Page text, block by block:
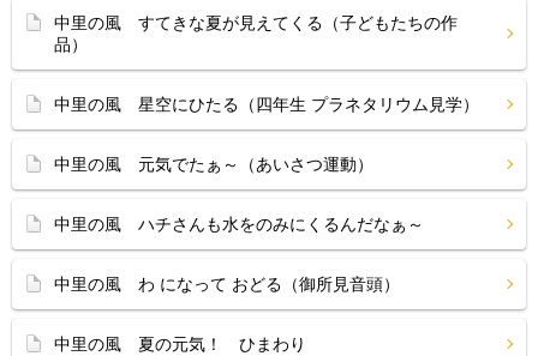
中里の風 すてきな夏が見えてくる（子どもたちの作
品）
中里の風 星空にひたる（四年生 プラネタリウム見学）
中里の風 元気でたぁ～（あいさつ運動）
中里の風 ハチさんも水をのみにくるんだなぁ～
中里の風 わ になって おどる（御所見音頭）
中里の風 夏の元気！ ひまわり